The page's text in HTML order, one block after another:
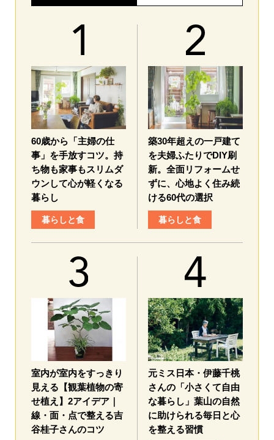
60歳から「主婦の仕
事」を手放すコツ。持
ち物も家事もスリムダ
ウンして心が軽くなる
暮らし
暮らしと食
築30年超えの一戸建て
を夫婦ふたりでDIY刷
新。全面リフォームせ
ずに、心地よく住み続
ける60代の選択
暮らしと食
室内が室内をすっきり
見える【観葉植物の寄
せ植え】2アイデア｜
線・面・点で整える吉
谷桂子さんのコツ
元ミス日本・伊藤千桃
さんの「小さくて自由
な暮らし」葉山の自然
に助けられる毎日と心
を整える習慣